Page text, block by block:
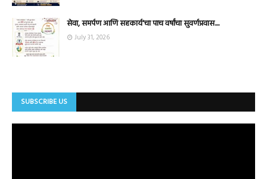
सेवा, समर्पण आणि सहकार्य'चा पाच वर्षांचा सुवर्णप्रवास....
July 31, 2026
SUBSCRIBE US